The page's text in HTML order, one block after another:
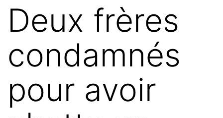
Deux frères
condamnés
pour avoir